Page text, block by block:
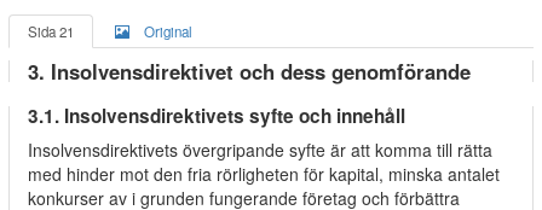
Sida 21 Original
3. Insolvensdirektivet och dess genomförande
3.1. Insolvensdirektivets syfte och innehåll
Insolvensdirektivets övergripande syfte är att komma till rätta
med hinder mot den fria rörligheten för kapital, minska antalet
konkurser av i grunden fungerande företag och förbättra